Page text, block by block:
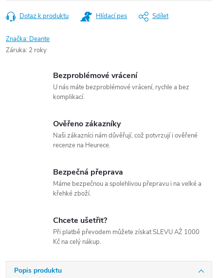
Dotaz k produktu Hlídací pes Sdílet
Značka: Deante
Záruka: 2 roky
Bezproblémové vrácení
U nás máte bezproblémové vrácení, rychle a bez
komplikací.
Ověřeno zákazníky
Naši zákazníci nám důvěřují, což potvrzují i ověřené
recenze na Heurece.
Bezpečná přeprava
Máme bezpečnou a spolehlivou přepravu i na velké a
křehké zboží.
Chcete ušetřit?
Při platbě převodem můžete získat SLEVU AŽ 1000
Kč na celý nákup.
Popis produktu